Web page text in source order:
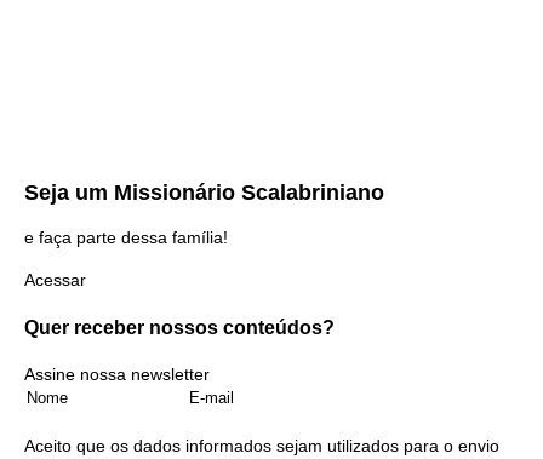
Seja um Missionário Scalabriniano
e faça parte dessa família!
Acessar
Quer receber nossos conteúdos?
Assine nossa newsletter
Aceito que os dados informados sejam utilizados para o envio